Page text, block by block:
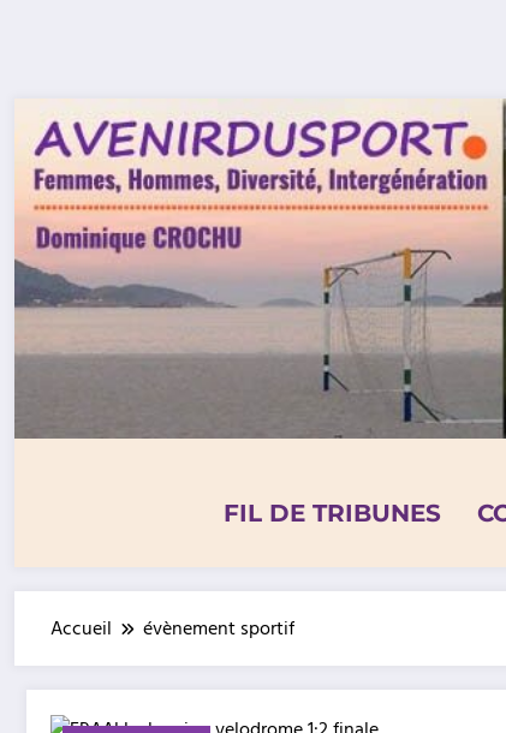
FIL DE TRIBUNES
Accueil évènement sportif